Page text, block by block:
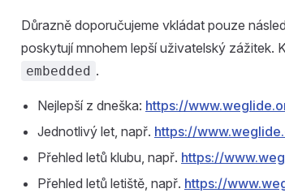
Důrazně doporučujeme vkládat pouze
poskytují mnohem lepší uživatelský zážitek.
embedded .
Nejlepší z dneška: https://
Jednotlivý let, např. https://
Přehled letů klubu, např. https://
Přehled letů letiště, např. https://